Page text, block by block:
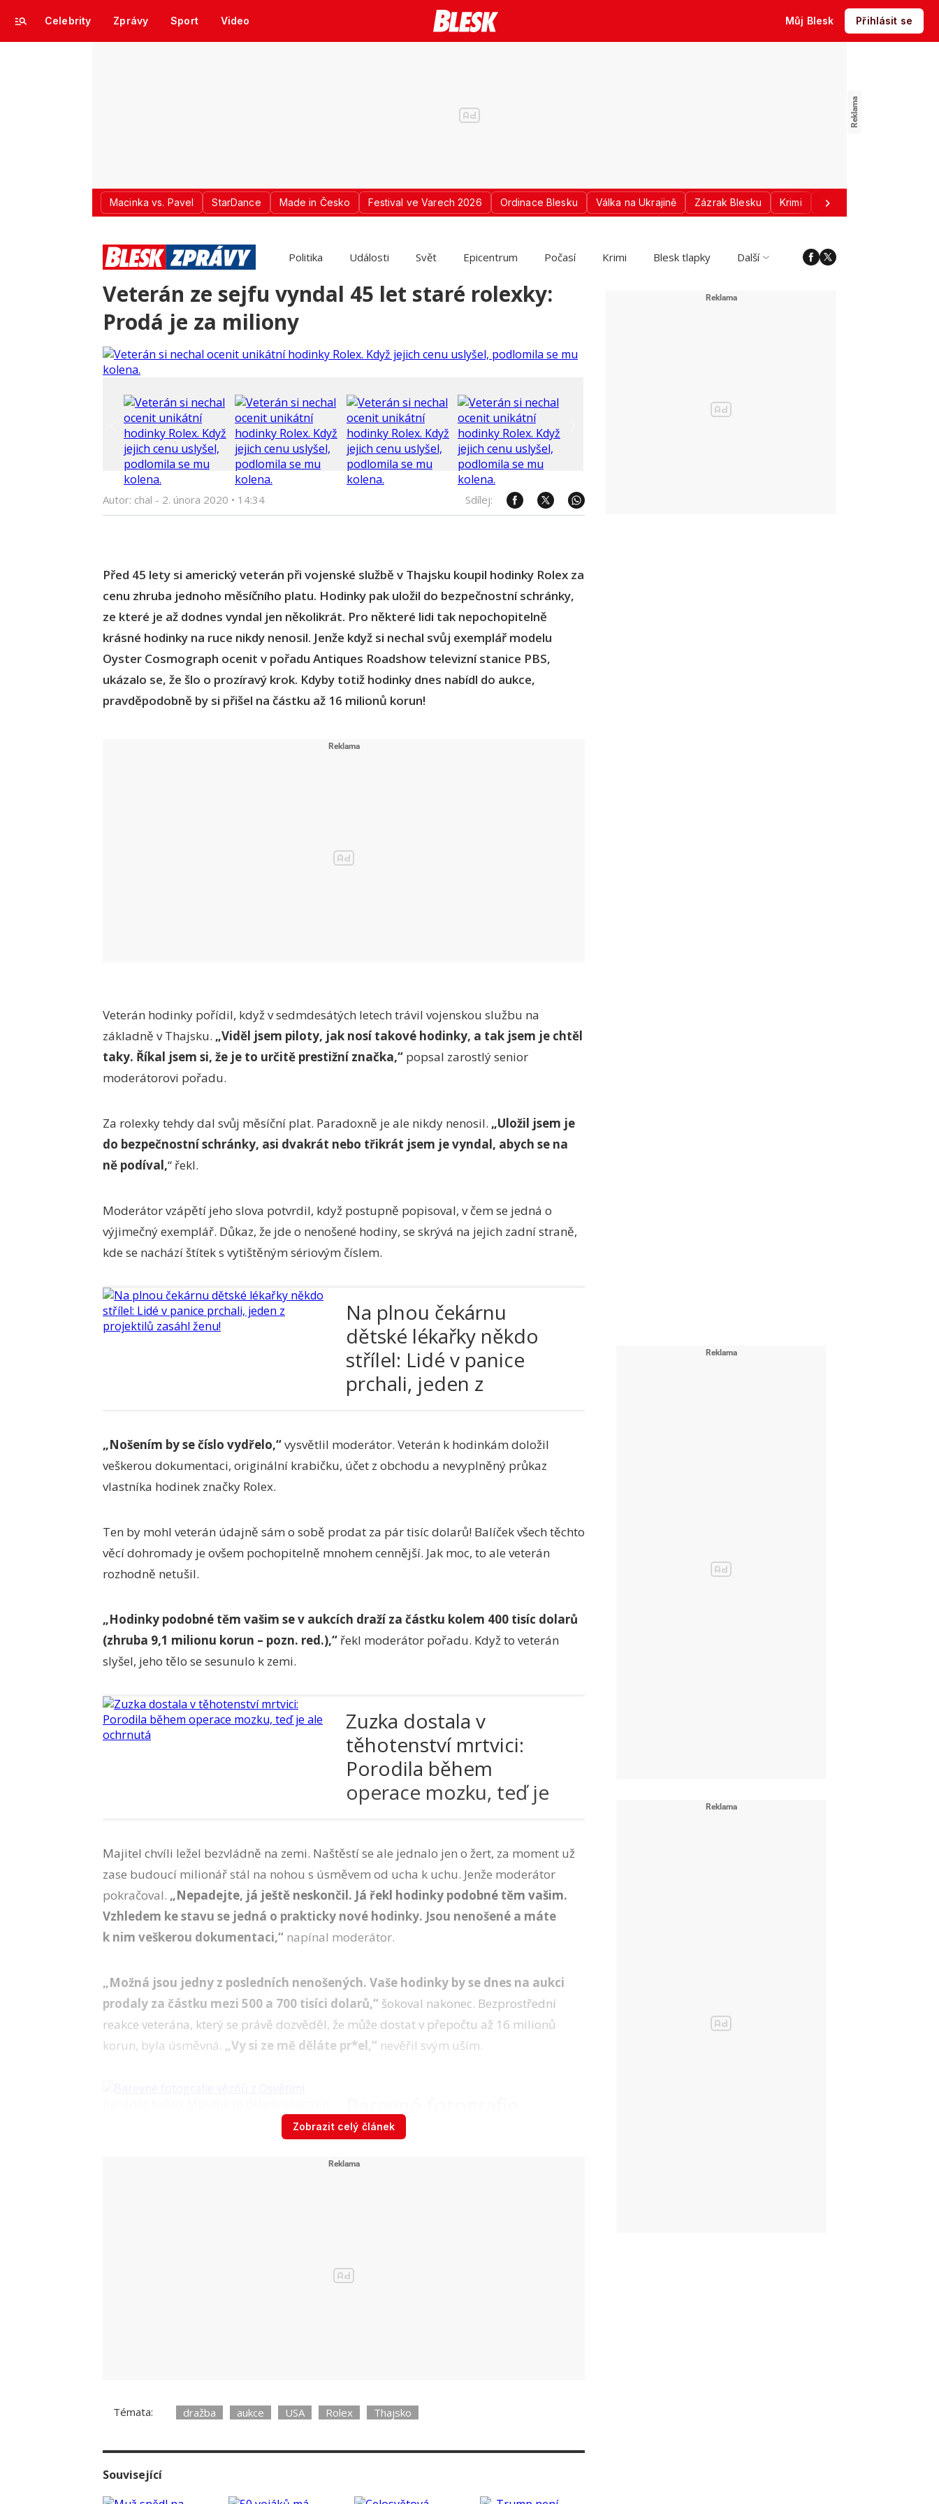
Celebrity Zprávy Sport Video Můj Blesk Přihlásit se
Macinka vs. Pavel StarDance Made in Česko Festival ve Varech 2026 Ordinace Blesku Válka na Ukrajině Zázrak Blesku Krimi Donald Trump
Politika Události Svět Epicentrum Počasí Krimi Blesk tlapky Další
Veterán ze sejfu vyndal 45 let staré rolexky:
Prodá je za miliony
Autor: chal - 2. února 2020 • 14:34 Sdílej:
Před 45 lety si americký veterán při vojenské službě v Thajsku koupil hodinky Rolex za
cenu zhruba jednoho měsíčního platu. Hodinky pak uložil do bezpečnostní schránky,
ze které je až dodnes vyndal jen několikrát. Pro některé lidi tak nepochopitelně
krásné hodinky na ruce nikdy nenosil. Jenže když si nechal svůj exemplář modelu
Oyster Cosmograph ocenit v pořadu Antiques Roadshow televizní stanice PBS,
ukázalo se, že šlo o prozíravý krok. Kdyby totiž hodinky dnes nabídl do aukce,
pravděpodobně by si přišel na částku až 16 milionů korun!
Veterán hodinky pořídil, když v sedmdesátých letech trávil vojenskou službu na
základně v Thajsku. „Viděl jsem piloty, jak nosí takové hodinky, a tak jsem je chtěl
taky. Říkal jsem si, že je to určitě prestižní značka,“ popsal zarostlý senior
moderátorovi pořadu.
Za rolexky tehdy dal svůj měsíční plat. Paradoxně je ale nikdy nenosil. „Uložil jsem je
do bezpečnostní schránky, asi dvakrát nebo třikrát jsem je vyndal, abych se na
ně podíval,“ řekl.
Moderátor vzápětí jeho slova potvrdil, když postupně popisoval, v čem se jedná o
výjimečný exemplář. Důkaz, že jde o nenošené hodiny, se skrývá na jejich zadní straně,
kde se nachází štítek s vytištěným sériovým číslem.
Na plnou čekárnu
dětské lékařky někdo
střílel: Lidé v panice
prchali, jeden z
„Nošením by se číslo vydřelo,“vysvětlil moderátor. Veterán k hodinkám doložil
veškerou dokumentaci, originální krabičku, účet z obchodu a nevyplněný průkaz
vlastníka hodinek značky Rolex.
Ten by mohl veterán údajně sám o sobě prodat za pár tisíc dolarů! Balíček všech těchto
věcí dohromady je ovšem pochopitelně mnohem cennější. Jak moc, to ale veterán
rozhodně netušil.
„Hodinky podobné těm vašim se v aukcích draží za částku kolem 400 tisíc dolarů
(zhruba 9,1 milionu korun – pozn. red.),“ řekl moderátor pořadu. Když to veterán
slyšel, jeho tělo se sesunulo k zemi.
Zuzka dostala v
těhotenství mrtvici:
Porodila během
operace mozku, teď je
Majitel chvíli ležel bezvládně na zemi. Naštěstí se ale jednalo jen o žert, za moment už
zase budoucí milionář stál na nohou s úsměvem od ucha k uchu. Jenže moderátor
pokračoval. „Nepadejte, já ještě neskončil. Já řekl hodinky podobné těm vašim.
Vzhledem ke stavu se jedná o prakticky nové hodinky. Jsou nenošené a máte
k nim veškerou dokumentaci,“ napínal moderátor.
„Možná jsou jedny z posledních nenošených. Vaše hodinky by se dnes na aukci
prodaly za částku mezi 500 a 700 tisíci dolarů,“ šokoval nakonec. Bezprostřední
reakce veterána, který se právě dozvěděl, že může dostat v přepočtu až 16 milionů
korun, byla úsměvná. „Vy si ze mě děláte pr*el,“ nevěřil svým uším.
vězňů z Osvětimi
Zobrazit celý článek
Témata: dražba aukce USA Rolex Thajsko
Související